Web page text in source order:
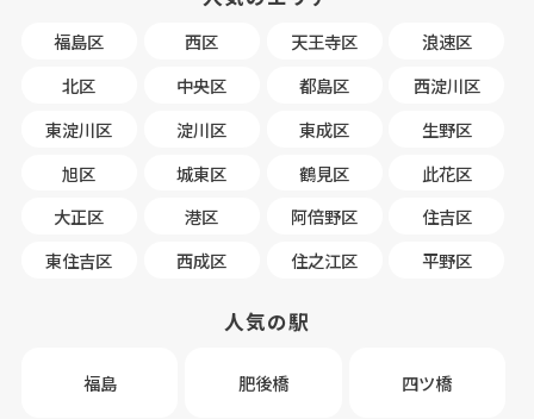
福島区 西区 天王寺区
浪速区
北区
中央区 都島区
西淀川区
東淀川区
淀川区 東成区
生野区
旭区
城東区 鶴見区
此花区
大正区
港区 阿倍野区
住吉区
東住吉区
西成区 住之江区 平野区
人気の駅
福島 肥後橋 四ツ橋